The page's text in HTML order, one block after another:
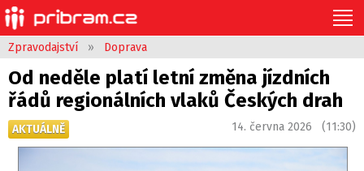
Zpravodajství » Doprava
Od neděle platí letní změna jízdních
řádů regionálních vlaků Českých drah
AKTUÁLNĚ 14. června 2026 (11:30)